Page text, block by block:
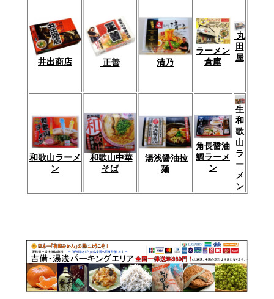
井出商店 正善 清乃
ラーメン
倉庫
丸
田
屋
和歌山ラーメ
ン
和歌山中華
そば
湯浅醤油拉
麺
角長醤油
鯛ラーメ
ン
生
和
歌
山
ラ
ー
メ
ン